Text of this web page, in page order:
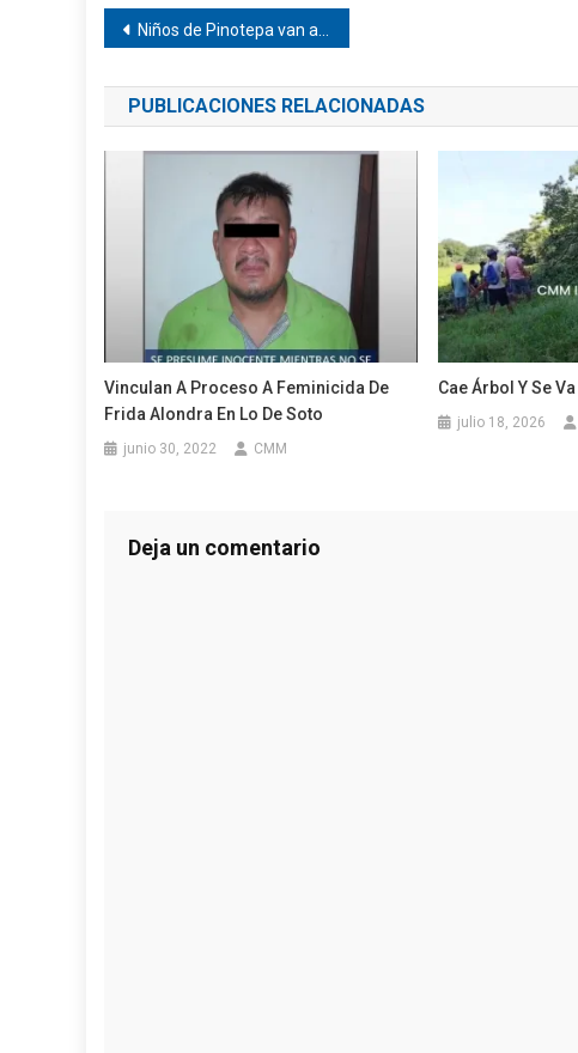
Navegación
de
entradas
Niños de Pinotepa van a Puebla
PUBLICACIONES RELACIONADAS
Vinculan A Proceso A Feminicida De
Frida Alondra En Lo De Soto
junio 30, 2022 CMM
Cae Árbol Y Se
julio 18, 2026
Deja un comentario